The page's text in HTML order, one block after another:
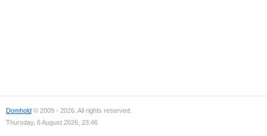
Domhold © 2009 - 2026. All rights reserved.
Thursday, 6 August 2026, 23:46